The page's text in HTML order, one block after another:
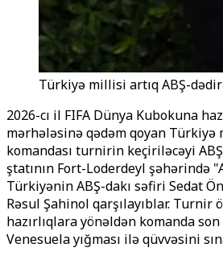
Türkiyə millisi artıq ABŞ-dədir
2026-cı il FIFA Dünya Kubokuna
mərhələsinə qədəm qoyan
komandası turnirin keçiriləcəyi
ştatının Fort-Loderdeyl şəhərində
Türkiyənin ABŞ-dakı səfiri Sedat
Rəsul Şahinol qarşılayıblar.
hazırlıqlara yönəldən komanda
Venesuela yığması ilə qüvvəsini